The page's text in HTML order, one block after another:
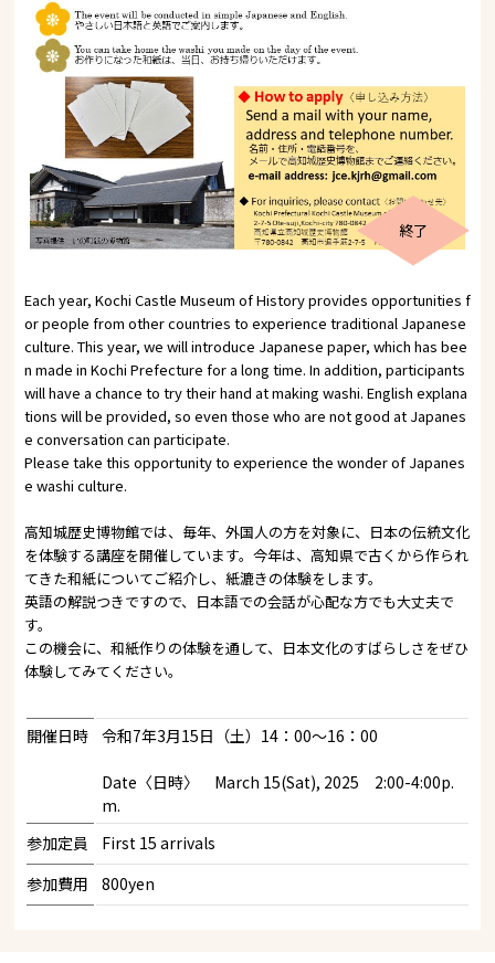
終了
Each year, Kochi Castle Museum of History provides opportunities f
or people from other countries to experience traditional Japanese
culture. This year, we will introduce Japanese paper, which has bee
n made in Kochi Prefecture for a long time. In addition, participants
will have a chance to try their hand at making washi. English explana
tions will be provided, so even those who are not good at Japanes
e conversation can participate.
Please take this opportunity to experience the wonder of Japanes
e washi culture.
高知城歴史博物館では、毎年、外国人の方を対象に、日本の伝統文化
を体験する講座を開催しています。今年は、高知県で古くから作られ
てきた和紙についてご紹介し、紙漉きの体験をします。
英語の解説つきですので、日本語での会話が心配な方でも大丈夫で
す。
この機会に、和紙作りの体験を通して、日本文化のすばらしさをぜひ
体験してみてください。
開催日時 令和7年3月15日（土）14：00～16：00
Date〈日時〉 March 15(Sat), 2025 2:00-4:00p.
m.
参加定員
First 15 arrivals
参加費用
800yen